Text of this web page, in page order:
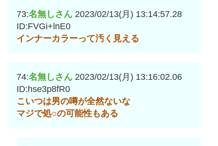
73:名無しさん 2023/02/13(月) 13:14:57.28
ID:FVGi+lnE0
インナーカラーって汚く見える
74:名無しさん 2023/02/13(月) 13:16:02.06
ID:hse3p8fR0
こいつは男の噂が全然ないな
マジで処○の可能性もある